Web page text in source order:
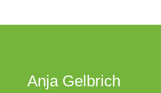
Anja Gelbrich